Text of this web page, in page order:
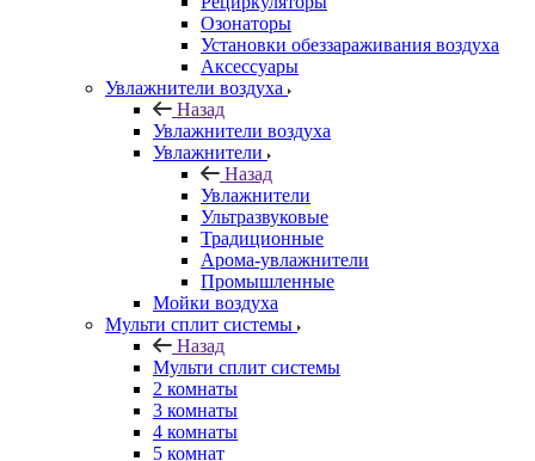
Озонаторы
Установки обеззараживания воздуха
Аксессуары
Увлажнители воздуха
Назад
Увлажнители воздуха
Увлажнители
Назад
Увлажнители
Ультразвуковые
Традиционные
Арома-увлажнители
Промышленные
Мойки воздуха
Мульти сплит системы
Назад
Мульти сплит системы
2 комнаты
3 комнаты
4 комнаты
5 комнат